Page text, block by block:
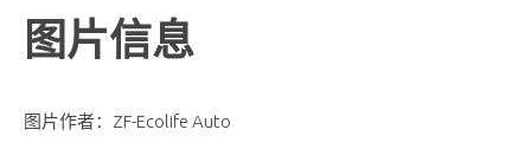
图片信息
图片作者：ZF-Ecolife Auto